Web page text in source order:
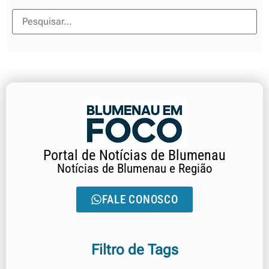
Portal de Notícias de Blumenau
Notícias de Blumenau e Região
FALE CONOSCO
Filtro de Tags